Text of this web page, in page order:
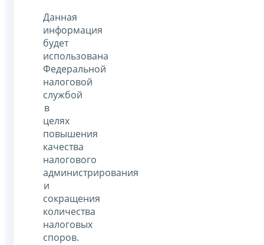
Данная
информация
будет
использована
Федеральной
налоговой
службой
в
целях
повышения
качества
налогового
администрирования
и
сокращения
количества
налоговых
споров.